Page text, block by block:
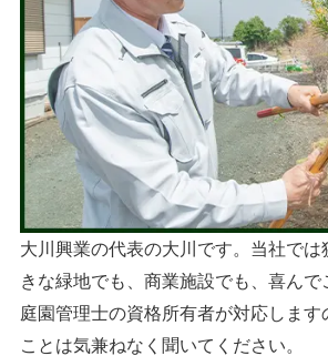
大川興業の代表の大川です。当社では
きな緑地でも、商業施設でも、喜んで
庭園管理士の資格所有者が対応します
ことは気兼ねなく聞いてください。